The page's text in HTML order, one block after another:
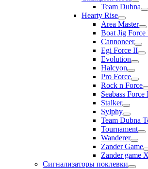
Team Dubna
Hearty Rise
Area Master
Boat Jig Force
Cannoneer
Egi Force II
Evolution
Halcyon
Pro Force
Rock n Force
Seabass Force
Stalker
Sylphy
Team Dubna
Tournament
Wanderer
Zander Game
Zander game X
Сигнализаторы поклевки